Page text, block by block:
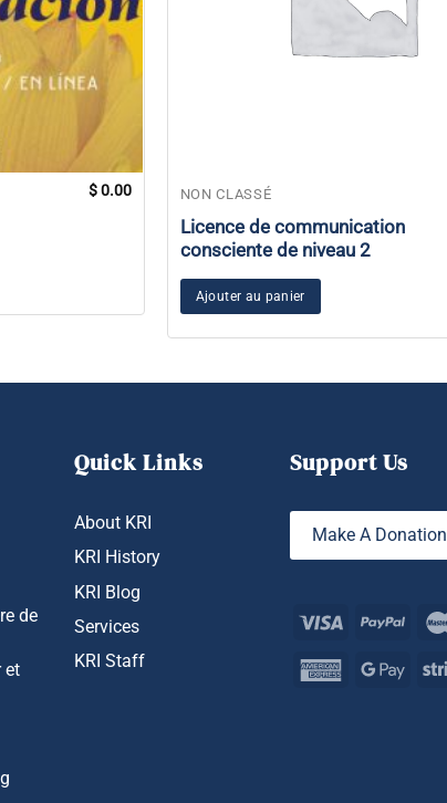
$0.00 NON CLASSÉ
Licence de communication
consciente de niveau 2
Ajouter au panier
de
et
Quick Links
About KRI
KRI History
KRI Blog
Services
KRI Staff
Support Us
Make A Donation